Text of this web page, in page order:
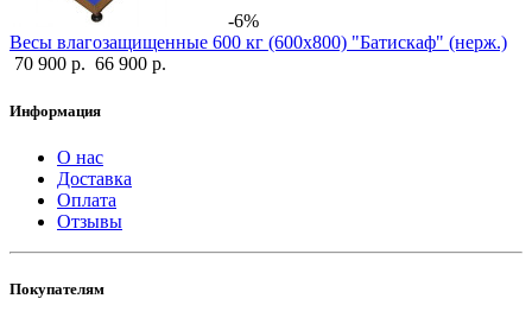
-6%
Весы влагозащищенные 600 кг (600х800) "Батискаф" (нерж.)
70 900 р. 66 900 р.
Информация
О нас
Доставка
Оплата
Отзывы
Покупателям